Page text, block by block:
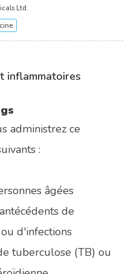
Ltd.
inflammatoires
administrez ce
:
âgées
de
d'infections
tuberculose (TB) ou